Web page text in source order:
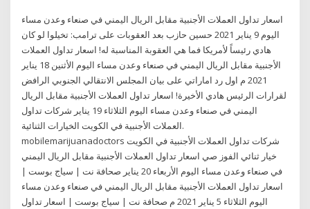
اسعار تداول العملات الأجنبية مقابل الريال اليمني في صنعاء وعدن مساء
اليوم 9 يناير 2021 حسين حازب بعد العقوبات على ترامب: تخيلوا لو كان
هادي رئيساً لأمريكا فما هي العقوبة المناسبة له! اسعار تداول العملات
الأجنبية مقابل الريال اليمني في صنعاء وعدن مساء اليوم الأثنين 18 يناير
2021 م اول رد اماراتي على بيان المجلس الانتقالي الجنوبي الرافض
لقرارات الرئيس هادي الأخيرة! اسعار تداول العملات الأجنبية مقابل الريال
اليمني في صنعاء وعدن مساء اليوم الثلاثاء 19 يناير شركات تداول
العملات الأجنبية في الكويت الخيارات الثنائية.
mobilemarijuanadoctors شركات تداول العملات الأجنبية في الكويت
خيار ثنائي الفوز صي اسعار تداول العملات الأجنبية مقابل الريال اليمني
في صنعاء وعدن مساء اليوم الأربعاء 20 يناير صحافة نت | سياج بوست |
اسعار تداول العملات الأجنبية مقابل الريال اليمني في صنعاء وعدن مساء
اليوم الثلاثاء 5 يناير 2021 م صحافة نت | سياج بوست | اسعار تداول